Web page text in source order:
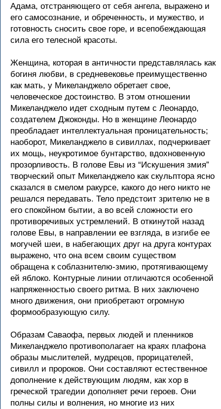
Адама, отстраняющего от себя ангела, выражено и
его самосознание, и обреченность, и мужество, и
готовность сносить свое горе, и всепобеждающая
сила его телесной красоты.
Женщина, которая в античности представлялась как
богиня любви, в средневековье преимущественно
как мать, у Микеланджело обретает свое,
человеческое достоинство. В этом отношении
Микеланджело идет сходным путем с Леонардо,
создателем Джоконды. Но в женщине Леонардо
преобладает интеллектуальная проницательность;
наоборот, Микеланджело в сивиллах, подчеркивает
их мощь, неукротимое бунтарство, вдохновенную
прозорливость. В голове Евы из “Искушения змия”
творческий опыт Микеланджело как скульптора ясно
сказался в смелом ракурсе, какого до него никто не
решался передавать. Тело предстоит зрителю не в
его спокойном бытии, а во всей сложности его
противоречивых устремлений. В откинутой назад
голове Евы, в направлении ее взгляда, в изгибе ее
могучей шеи, в набегающих друг на друга контурах
выражено, что она всем своим существом
обращена к соблазнителю-змию, протягивающему
ей яблоко. Контурные линии отличаются особенной
напряженностью своего ритма. В них заключено
много движения, они приобретают огромную
формообразующую силу.
Образам Саваофа, первых людей и пленников
Микеланджело противополагает на краях плафона
образы мыслителей, мудрецов, прорицателей,
сивилл и пророков. Они составляют естественное
дополнение к действующим людям, как хор в
греческой трагедии дополняет речи героев. Они
полны силы и волнения, но многие из них